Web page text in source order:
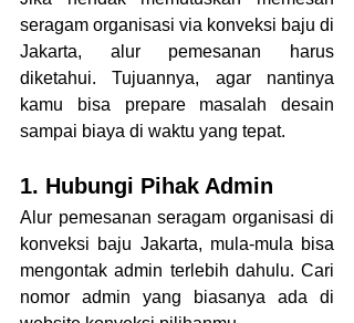
seragam organisasi via konveksi baju di
Jakarta, alur pemesanan harus
diketahui. Tujuannya, agar nantinya
kamu bisa prepare masalah desain
sampai biaya di waktu yang tepat.
1. Hubungi Pihak Admin
Alur pemesanan seragam organisasi di
konveksi baju Jakarta, mula-mula bisa
mengontak admin terlebih dahulu. Cari
nomor admin yang biasanya ada di